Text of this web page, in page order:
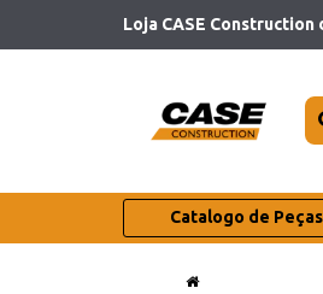
Loja CASE
Catalogo de Peças